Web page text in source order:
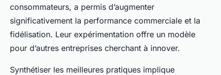
consommateurs, a permis d’augmenter
significativement la performance commerciale et la
fidélisation. Leur expérimentation offre un modèle
pour d’autres entreprises cherchant à innover.
Synthétiser les meilleures pratiques implique